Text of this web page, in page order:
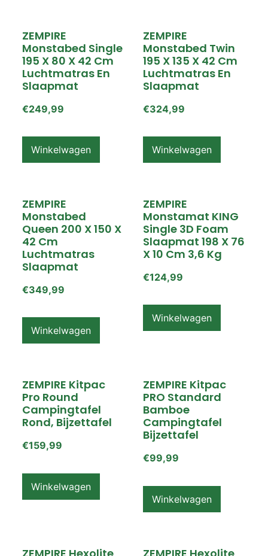
ZEMPIRE
Monstabed Single
195 X 80 X 42 Cm
Luchtmatras En
Slaapmat
€249,99
Winkelwagen
ZEMPIRE
Monstabed Twin
195 X 135 X 42 Cm
Luchtmatras En
Slaapmat
€324,99
Winkelwagen
ZEMPIRE
Monstabed
Queen 200 X 150 X
42 Cm
Luchtmatras
Slaapmat
€349,99
Winkelwagen
ZEMPIRE
Monstamat KING
Single 3D Foam
Slaapmat 198 X 76
X 10 Cm 3,6 Kg
€124,99
Winkelwagen
ZEMPIRE Kitpac
Pro Round
Campingtafel
Rond, Bijzettafel
€159,99
Winkelwagen
ZEMPIRE Kitpac
PRO Standard
Bamboe
Campingtafel
Bijzettafel
€99,99
Winkelwagen